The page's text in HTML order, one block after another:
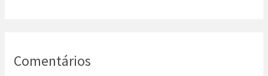
Comentários